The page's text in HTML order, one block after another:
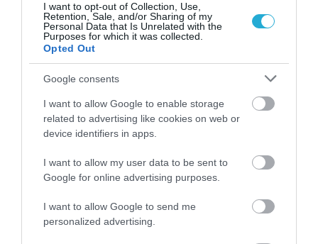
I want to opt-out of Collection, Use,
Retention, Sale, and/or Sharing of my
Personal Data that Is Unrelated with the
Purposes for which it was collected.
Opted Out
Google consents
I want to allow Google to enable storage
related to advertising like cookies on web or
device identifiers in apps.
I want to allow my user data to be sent to
Google for online advertising purposes.
I want to allow Google to send me
personalized advertising.
Τα τρία προϊόντα που ξεχωρίζουν στις
ελληνικές εξαγωγές τροφίμων